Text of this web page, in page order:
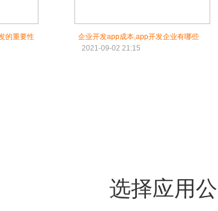
的重要性
企业开发app成本,app开发企业有哪些
2021-09-02 21:15
选择应用